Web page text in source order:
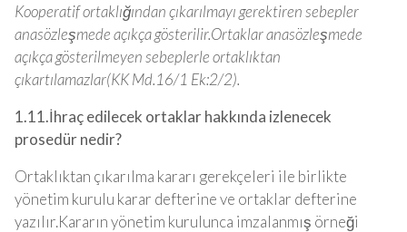
Kooperatif ortaklığından çıkarılmayı gerektiren sebepler
anasözleşmede açıkça gösterilir.Ortaklar anasözleşmede
açıkça gösterilmeyen sebeplerle ortaklıktan
çıkartılamazlar(KK Md.16/1 Ek:2/2).
1.11.İhraç edilecek ortaklar hakkında izlenecek
prosedür nedir?
Ortaklıktan çıkarılma kararı gerekçeleri ile birlikte
yönetim kurulu karar defterine ve ortaklar defterine
yazılır.Kararın yönetim kurulunca imzalanmış örneği